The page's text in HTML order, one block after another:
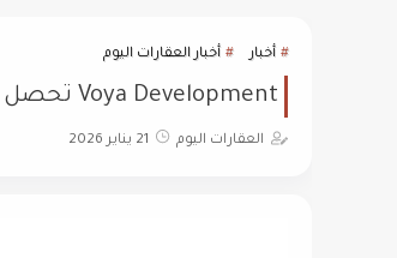
أخبار أخبار العقارات اليوم
Voya Development تحصل على القرارات الوزارية وتبدأ تنفيذ ZAT وCOY باستثمارات 9.5 مليار جنيه
العقارات اليوم 21 يناير 2026